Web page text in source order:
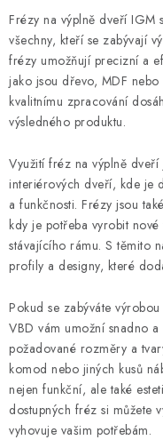
v
l
á
d
a
c
í
p
r
v
k
y
ý
p
i
s
u
Frézy na výplně dveří IGM
všechny, kteří se zabývají
frézy umožňují precizní a
jako jsou dřevo, MDF
kvalitnímu zpracování
výsledného produktu.
Využití fréz na výplně
interiérových dveří, kde je
a funkčnosti. Frézy jsou
kdy je potřeba vyrobit
stávajícího rámu. S těmito
profily a designy, které
Pokud se zabýváte
VBD vám umožní snadno
požadované rozměry a
komod nebo jiných kusů
nejen funkční, ale také
dostupných fréz si můžete
vyhovuje vašim potřebám.